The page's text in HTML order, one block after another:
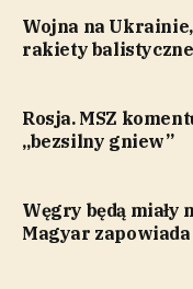
Wojna na
rakiety balistyczne
Rosja. MSZ
„bezsilny gniew”
Węgry będą miały
Magyar zapowiada